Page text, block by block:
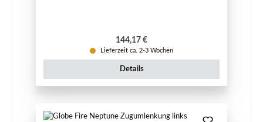
Regulärer Preis:
144,17 €
Lieferzeit ca. 2-3 Wochen
Details